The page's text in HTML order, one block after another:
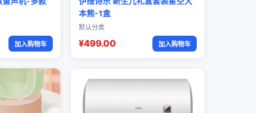
加入购物车
本熊-1盒
默认分类
¥499.00 加入购物车